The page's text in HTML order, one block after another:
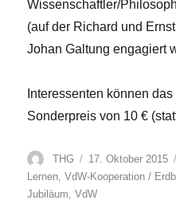
Wissenschaftler/
(auf der Richard und
Johan Galtung engagiert
Interessenten können
Sonderpreis von 10 €
Autor
THG
Veröffentlicht
am
17. Oktober 2015
Lernen,VdW-Kooperation /
Jubiläum,VdW